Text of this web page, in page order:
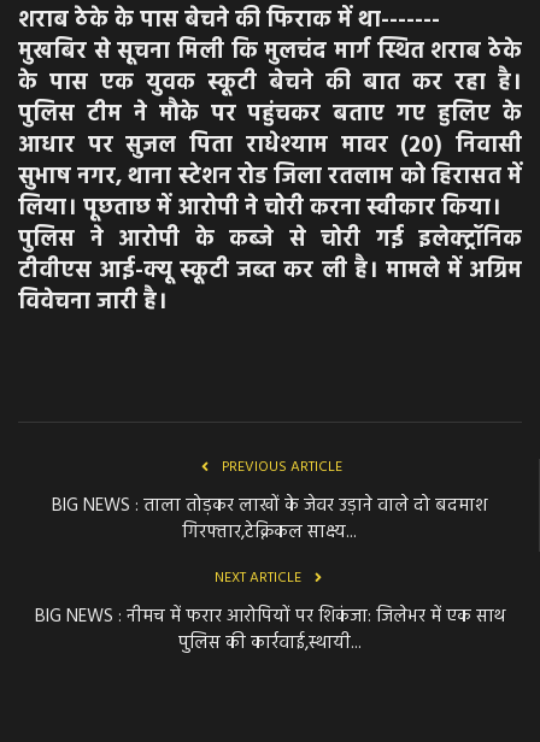
शराब ठेके के पास बेचने की फिराक में था-------
मुखबिर से सूचना मिली कि मुलचंद मार्ग स्थित शराब ठेके
के पास एक युवक स्कूटी बेचने की बात कर रहा है।
पुलिस टीम ने मौके पर पहुंचकर बताए गए हुलिए के
आधार पर सुजल पिता राधेश्याम मावर (20) निवासी
सुभाष नगर, थाना स्टेशन रोड जिला रतलाम को हिरासत में
लिया। पूछताछ में आरोपी ने चोरी करना स्वीकार किया।
पुलिस ने आरोपी के कब्जे से चोरी गई इलेक्ट्रॉनिक
टीवीएस आई-क्यू स्कूटी जब्त कर ली है। मामले में अग्रिम
विवेचना जारी है।
PREVIOUS ARTICLE
BIG NEWS : ताला तोड़कर लाखों के जेवर उड़ाने वाले दो बदमाश
गिरफ्तार,टेक्निकल साक्ष्य...
NEXT ARTICLE
BIG NEWS : नीमच में फरार आरोपियों पर शिकंजा: जिलेभर में एक साथ
पुलिस की कार्रवाई,स्थायी...